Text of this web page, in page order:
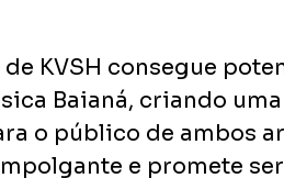
KVSH consegue
Baianá, criando
o público de ambos
e promete